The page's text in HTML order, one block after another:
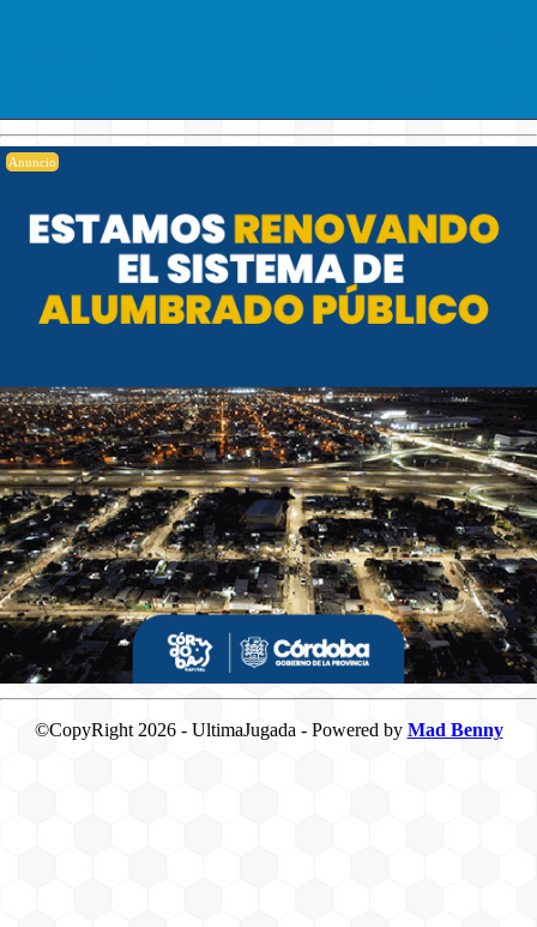
Anuncio
©CopyRight 2026 - UltimaJugada - Powered by Mad Benny